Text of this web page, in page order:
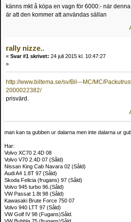
känns mkt å köpa en vagn för 6000:- när
är att den kommer att användas sällan
rally nizze..
« Svar #1 skrivet: 24 juli 2015 kl. 10:47:27
»
http://www.biltema.se/sv/Bil---MC/MC/
2000022382/
prisvärd.
man kan ta gubben ur dalarna men inte dalarna ur
Har:
Volvo XC70 2.4D 08
Volvo V70 2.4D 07 (Såld)
Nissan King Cab Navara 02 (Såld)
Audi A4 1.8T 97 (Såld)
Skoda Felicia (frugans) 97 (Såld)
Volvo 945 turbo 96.(Såld)
VW Passat 1.8t 98 (Såld)
Kawasaki Brute Force 750 07
Volvo 940 LTT 97 (Såld)
VW Golf IV 98 (Fugans)Såld.